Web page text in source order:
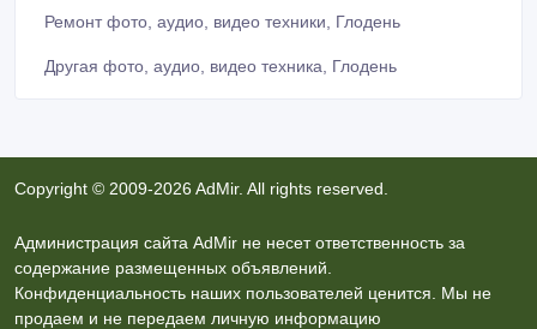
Ремонт фото, аудио, видео техники, Глодень
Другая фото, аудио, видео техника, Глодень
Copyright © 2009-2026 AdMir. All rights reserved.
Администрация сайта AdMir не несет ответственность за
содержание размещенных объявлений.
Конфиденциальность наших пользователей ценится. Мы не
продаем и не передаем личную информацию